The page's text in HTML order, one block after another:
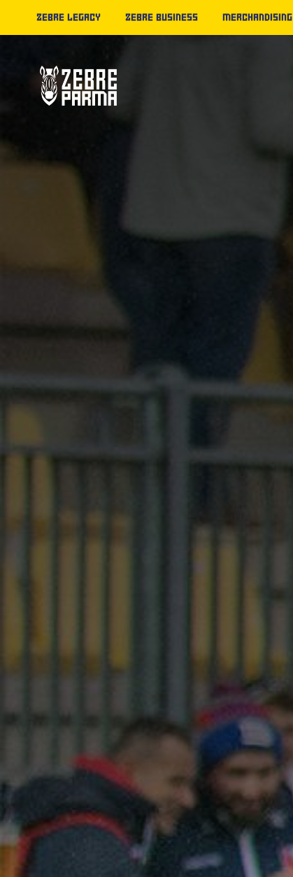
ZEBRE LEGACY ZEBRE BUSINESS MERCHANDISING